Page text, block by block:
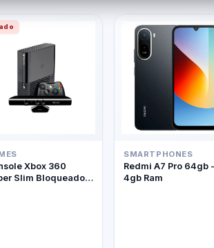
Xbox 360
Slim Bloqueado +
SMARTPHONES
Redmi A7 Pro 64gb -
4gb Ram